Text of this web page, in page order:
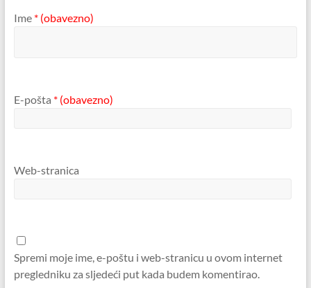
Ime * (obavezno)
E-pošta * (obavezno)
Web-stranica
Spremi moje ime, e-poštu i web-stranicu u ovom internet
pregledniku za sljedeći put kada budem komentirao.